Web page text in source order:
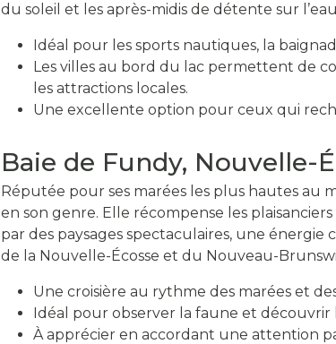
du soleil et les après-midis de détente sur
Idéal pour les sports nautiques, la
Les villes au bord du lac permettent de
les attractions locales.
Une excellente option pour ceux qui
Baie de Fundy, Nouvelle-
Réputée pour ses marées les plus hautes au
en son genre. Elle récompense les
par des paysages spectaculaires, une énergie
de la Nouvelle-Écosse et du Nouveau-
Une croisière au rythme des marées et
Idéal pour observer la faune et découvrir
À apprécier en accordant une attention